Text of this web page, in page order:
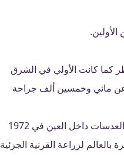
كما كانت الأولي في الشرق
عن مائي وخمسين ألف جراحة
وكانت مغربي الأولى بالشرق الأوسط في إجراء جراحات زراعة القرنية في 1968 وزراعة العدسات داخل العين في 1972
لأول مرة بالعالم لزراعة القرنية الجزئية